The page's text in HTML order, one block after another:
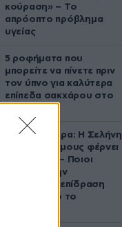
κούραση» – Το
απρόοπτο πρόβλημα
υγείας
5 ροφήματα που
μπορείτε να πίνετε πριν
τον ύπνο για καλύτερα
επίπεδα σακχάρου στο
Ζώδια σήμερα: Η Σελήνη
στους Διδύμους φέρνει
ανατροπές – Ποιοι
δέχονται την
ευεργετική επίδραση
του Δία από το